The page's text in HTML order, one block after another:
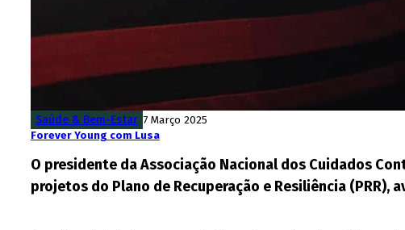
Saúde & Bem-Estar 7 Março 2025
Forever Young com Lusa
O presidente da Associação Nacional dos Cuidados
projetos do Plano de Recuperação e Resiliência (PRR),